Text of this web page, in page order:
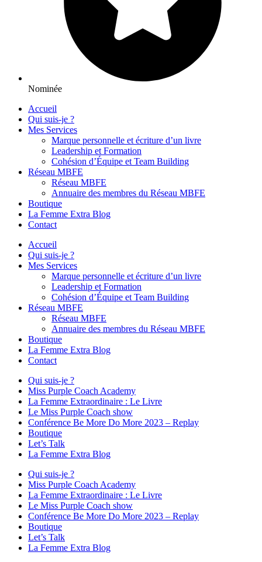
Nominée
Accueil
Qui suis-je ?
Mes Services
Marque personnelle et écriture d’un livre
Leadership et Formation
Cohésion d’Équipe et Team Building
Réseau MBFE
Réseau MBFE
Annuaire des membres du Réseau MBFE
Boutique
La Femme Extra Blog
Contact
Accueil
Qui suis-je ?
Mes Services
Marque personnelle et écriture d’un livre
Leadership et Formation
Cohésion d’Équipe et Team Building
Réseau MBFE
Réseau MBFE
Annuaire des membres du Réseau MBFE
Boutique
La Femme Extra Blog
Contact
Qui suis-je ?
Miss Purple Coach Academy
La Femme Extraordinaire : Le Livre
Le Miss Purple Coach show
Conférence Be More Do More 2023 – Replay
Boutique
Let’s Talk
La Femme Extra Blog
Qui suis-je ?
Miss Purple Coach Academy
La Femme Extraordinaire : Le Livre
Le Miss Purple Coach show
Conférence Be More Do More 2023 – Replay
Boutique
Let’s Talk
La Femme Extra Blog